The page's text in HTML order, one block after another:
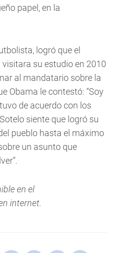
papel, en la
logró que el
su estudio en 2010
al mandatario sobre la
Obama le contestó: “Soy
de acuerdo con los
siente que logró su
pueblo hasta el máximo
un asunto que
en el
internet.